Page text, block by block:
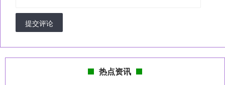
提交评论
热点资讯